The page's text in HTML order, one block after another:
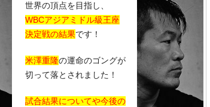
世界の頂点を目指し、
WBCアジアミドル級王座
決定戦の結果です！
米澤重隆の運命のゴングが
切って落とされました！
試合結果についてや今後の